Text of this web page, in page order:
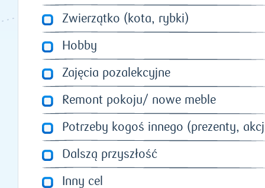
Zwierzątko (kota, rybki)
Hobby
Zajęcia pozalekcyjne
Remont pokoju/ nowe meble
Potrzeby kogoś innego (prezenty,
Dalszą przyszłość
Inny cel